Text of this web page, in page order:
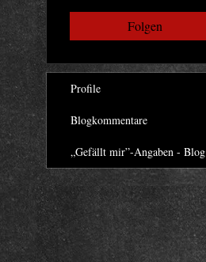
Folgen
Profile
Blogkommentare
„Gefällt mir”-Angaben - Blog